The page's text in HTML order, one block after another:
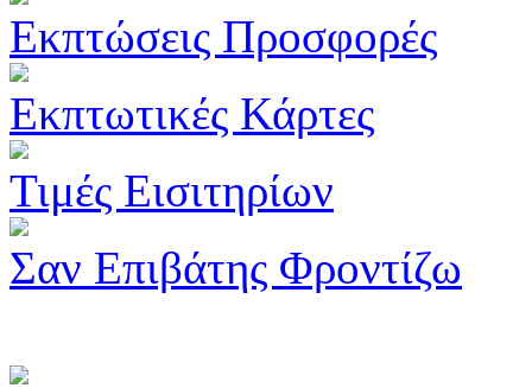
Εκπτώσεις Προσφορές
Εκπτωτικές Κάρτες
Τιμές Εισιτηρίων
Σαν Επιβάτης Φροντίζω